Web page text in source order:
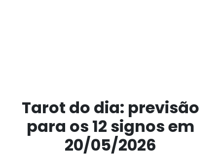
Tarot do dia: previsão
para os 12 signos em
20/05/2026